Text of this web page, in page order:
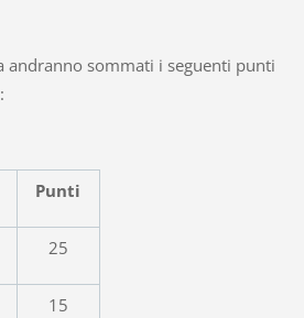
andranno sommati i seguenti punti
Punti
25
15